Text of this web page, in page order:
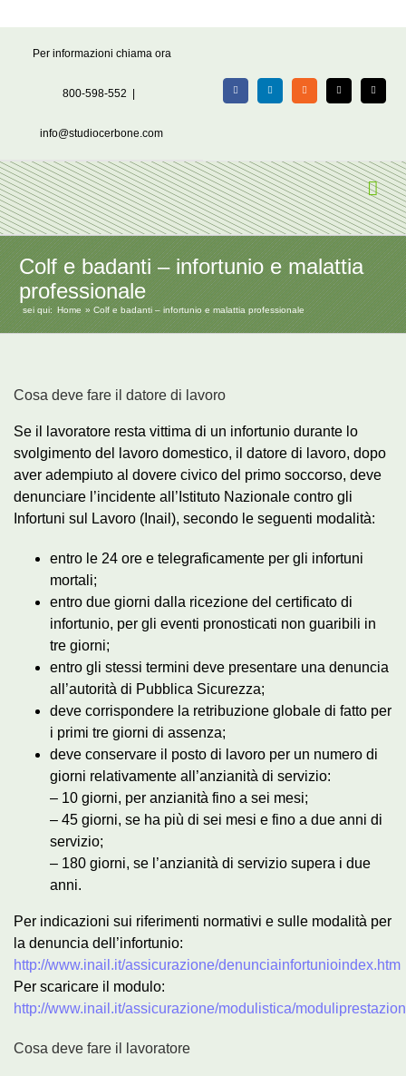
Per informazioni chiama ora
800-598-552
info@studiocerbone.com
FacebookLinkedIn Rss X Email
Colf e badanti – infortunio e malattia
professionale
sei qui: Home Colf e badanti – infortunio e malattia professionale
Cosa deve fare il datore di lavoro
Se il lavoratore resta vittima di un infortunio durante lo
svolgimento del lavoro domestico, il datore di lavoro, dopo
aver adempiuto al dovere civico del primo soccorso, deve
denunciare l’incidente all’Istituto Nazionale contro gli
Infortuni sul Lavoro (Inail), secondo le seguenti modalità:
entro le 24 ore e telegraficamente per gli infortuni
mortali;
entro due giorni dalla ricezione del certificato di
infortunio, per gli eventi pronosticati non guaribili in
tre giorni;
entro gli stessi termini deve presentare una denuncia
all’autorità di Pubblica Sicurezza;
deve corrispondere la retribuzione globale di fatto per
i primi tre giorni di assenza;
deve conservare il posto di lavoro per un numero di
giorni relativamente all’anzianità di servizio:
– 10 giorni, per anzianità fino a sei mesi;
– 45 giorni, se ha più di sei mesi e fino a due anni di
servizio;
– 180 giorni, se l’anzianità di servizio supera i due
anni.
Per indicazioni sui riferimenti normativi e sulle modalità per
la denuncia dell’infortunio:
http://www.inail.it/assicurazione/denunciainfortunioindex.htm
Per scaricare il modulo:
http://www.inail.it/assicurazione/modulistica/
Cosa deve fare il lavoratore